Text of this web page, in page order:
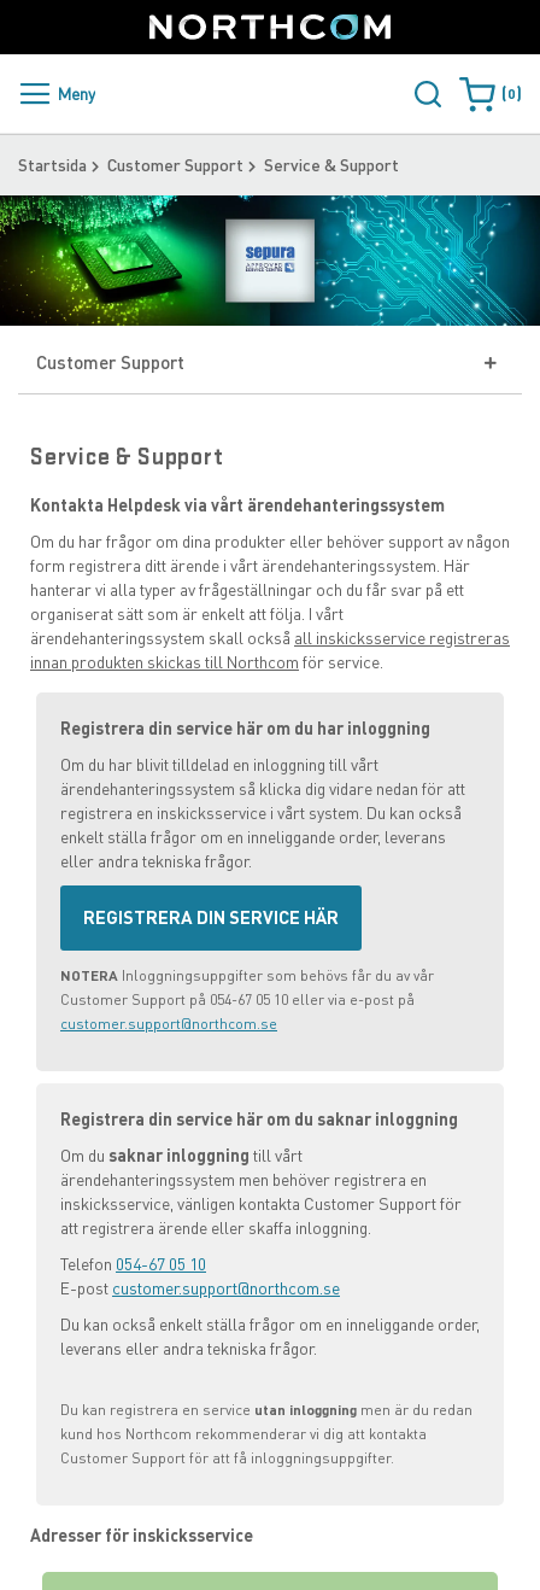
to
Content
Sweden
PRODUKTER OCH LÖSNINGAR
NYHETER
ÅTERFÖRSÄLJARE
NORTHCOM
Meny Varukorgen
0
Startsida Customer Support Service & Support
Service & Support
Kontakta Helpdesk via vårt ärendehanteringssystem
Om du har frågor om dina produkter eller behöver support av någon
form registrera ditt ärende i vårt ärendehanteringssystem. Här
hanterar vi alla typer av frågeställningar och du får svar på ett
organiserat sätt som är enkelt att följa. I vårt
ärendehanteringssystem skall också all inskicksservice registreras
innan produkten skickas till Northcom för service.
Registrera din service här om du har inloggning
Om du har blivit tilldelad en inloggning till vårt
ärendehanteringssystem så klicka dig vidare nedan för att
registrera en inskicksservice i vårt system. Du kan också
enkelt ställa frågor om en inneliggande order, leverans
eller andra tekniska frågor.
REGISTRERA DIN SERVICE HÄR
NOTERA Inloggningsuppgifter som behövs får du av vår
Customer Support på 054-67 05 10 eller via e-post på
customer.support@northcom.se
Registrera din service här om du saknar inloggning
Om du saknar inloggning till vårt
ärendehanteringssystem men behöver registrera en
inskicksservice, vänligen kontakta Customer Support för
att registrera ärende eller skaffa inloggning.
Telefon 054-67 05 10
E-post customer.support@northcom.se
Du kan också enkelt ställa frågor om en inneliggande order,
leverans eller andra tekniska frågor.
Du kan registrera en service utan inloggning men är du redan
kund hos Northcom rekommenderar vi dig att kontakta
Customer Support för att få inloggningsuppgifter.
Adresser för inskicksservice
Customer Support
Northcom Care
Northcom Operation Center (NOC)
Nordic Finance
Returhantering och reklamation
FAQ för Icom marinradio
FAQ för Icom jaktradio